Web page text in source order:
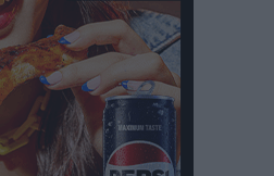
Δημοτικής Επιτροπής Ρόδου